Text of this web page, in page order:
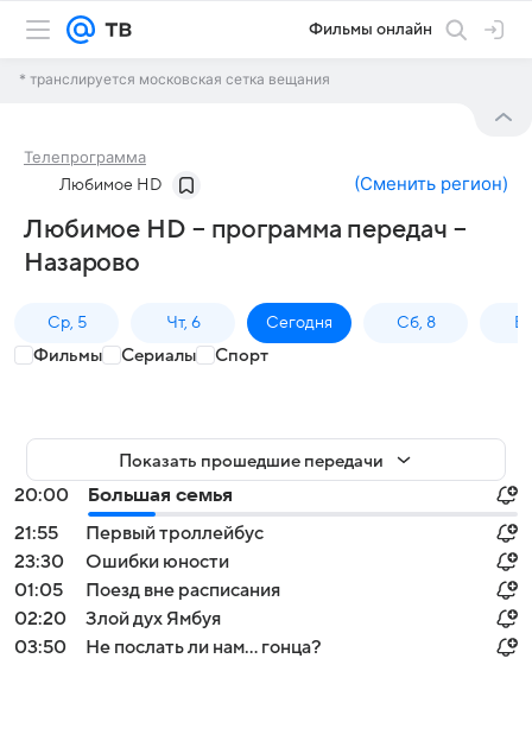
Фильмы онлайн
* транслируется московская сетка вещания
Телепрограмма
Любимое HD (Сменить регион)
Любимое HD – программа передач –
Назарово
Ср, 5 Чт, 6 Сегодня Сб, 8
Фильмы Сериалы Спорт
Показать прошедшие передачи
20:00
Большая семья
21:55
Первый троллейбус
23:30
Ошибки юности
01:05
Поезд вне расписания
02:20
Злой дух Ямбуя
03:50
Не послать ли нам... гонца?